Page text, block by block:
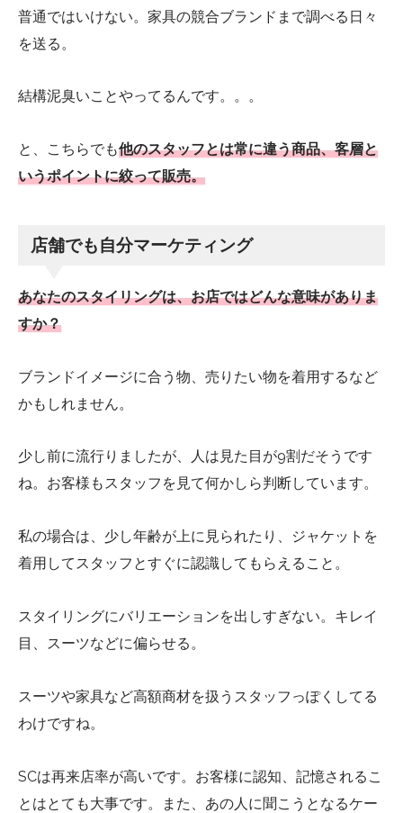
普通ではいけない。家具の競合ブランドまで調べる日々
を送る。
結構泥臭いことやってるんです。。。
と、こちらでも他のスタッフとは常に違う商品、客層と
いうポイントに絞って販売。
店舗でも自分マーケティング
あなたのスタイリングは、お店ではどんな意味がありま
すか？
ブランドイメージに合う物、売りたい物を着用するなど
かもしれません。
少し前に流行りましたが、人は見た目が9割だそうです
ね。お客様もスタッフを見て何かしら判断しています。
私の場合は、少し年齢が上に見られたり、ジャケットを
着用してスタッフとすぐに認識してもらえること。
スタイリングにバリエーションを出しすぎない。キレイ
目、スーツなどに偏らせる。
スーツや家具など高額商材を扱うスタッフっぽくしてる
わけですね。
SCは再来店率が高いです。お客様に認知、記憶されるこ
とはとても大事です。また、あの人に聞こうとなるケー